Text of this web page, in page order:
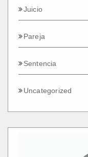
Juicio
Pareja
Sentencia
Uncategorized